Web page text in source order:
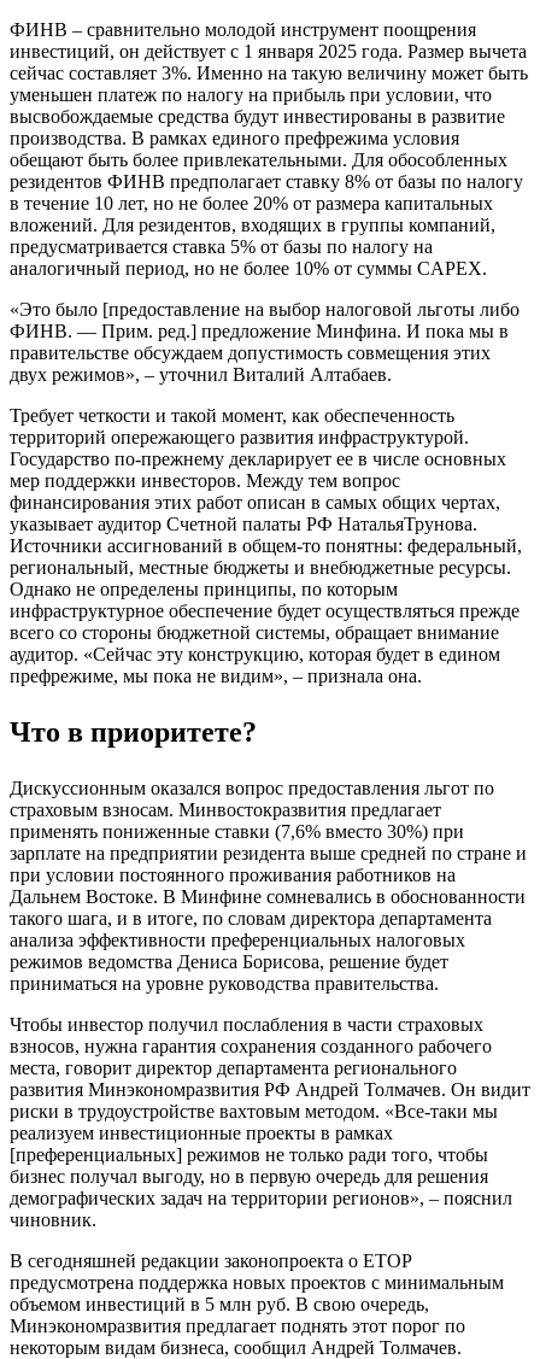
ФИНВ – сравнительно молодой инструмент поощрения
инвестиций, он действует с 1 января 2025 года. Размер вычета
сейчас составляет 3%. Именно на такую величину может быть
уменьшен платеж по налогу на прибыль при условии, что
высвобождаемые средства будут инвестированы в развитие
производства. В рамках единого префрежима условия
обещают быть более привлекательными. Для обособленных
резидентов ФИНВ предполагает ставку 8% от базы по налогу
в течение 10 лет, но не более 20% от размера капитальных
вложений. Для резидентов, входящих в группы компаний,
предусматривается ставка 5% от базы по налогу на
аналогичный период, но не более 10% от суммы CAPEX.
«Это было [предоставление на выбор налоговой льготы либо
ФИНВ. — Прим. ред.] предложение Минфина. И пока мы в
правительстве обсуждаем допустимость совмещения этих
двух режимов», – уточнил Виталий Алтабаев.
Требует четкости и такой момент, как обеспеченность
территорий опережающего развития инфраструктурой.
Государство по-прежнему декларирует ее в числе основных
мер поддержки инвесторов. Между тем вопрос
финансирования этих работ описан в самых общих чертах,
указывает аудитор Счетной палаты РФ НатальяТрунова.
Источники ассигнований в общем-то понятны: федеральный,
региональный, местные бюджеты и внебюджетные ресурсы.
Однако не определены принципы, по которым
инфраструктурное обеспечение будет осуществляться прежде
всего со стороны бюджетной системы, обращает внимание
аудитор. «Сейчас эту конструкцию, которая будет в едином
префрежиме, мы пока не видим», – признала она.
Что в приоритете?
Дискуссионным оказался вопрос предоставления льгот по
страховым взносам. Минвостокразвития предлагает
применять пониженные ставки (7,6% вместо 30%) при
зарплате на предприятии резидента выше средней по стране и
при условии постоянного проживания работников на
Дальнем Востоке. В Минфине сомневались в обоснованности
такого шага, и в итоге, по словам директора департамента
анализа эффективности преференциальных налоговых
режимов ведомства Дениса Борисова, решение будет
приниматься на уровне руководства правительства.
Чтобы инвестор получил послабления в части страховых
взносов, нужна гарантия сохранения созданного рабочего
места, говорит директор департамента регионального
развития Минэкономразвития РФ Андрей Толмачев. Он видит
риски в трудоустройстве вахтовым методом. «Все-таки мы
реализуем инвестиционные проекты в рамках
[преференциальных] режимов не только ради того, чтобы
бизнес получал выгоду, но в первую очередь для решения
демографических задач на территории регионов», – пояснил
чиновник.
В сегодняшней редакции законопроекта о ЕТОР
предусмотрена поддержка новых проектов с минимальным
объемом инвестиций в 5 млн руб. В свою очередь,
Минэкономразвития предлагает поднять этот порог по
некоторым видам бизнеса, сообщил Андрей Толмачев.